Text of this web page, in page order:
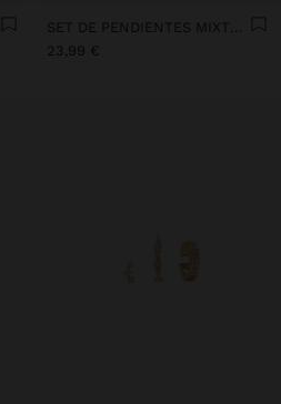
SET DE PENDIENTES MIXTOS CON CIRCONITAS - PLATA DE LEY 925
23,99 €